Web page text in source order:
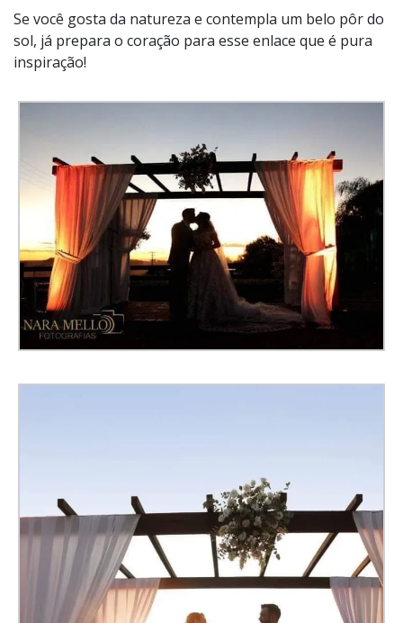
Se você gosta da natureza e contempla um belo pôr do
sol, já prepara o coração para esse enlace que é pura
inspiração!